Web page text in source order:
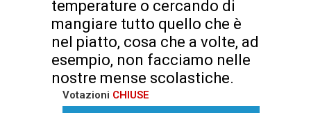
temperature o cercando di
mangiare tutto quello che è
nel piatto, cosa che a volte, ad
esempio, non facciamo nelle
nostre mense scolastiche.
Votazioni CHIUSE